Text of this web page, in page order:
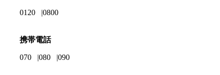
0120 0800
携帯電話
070 080 090